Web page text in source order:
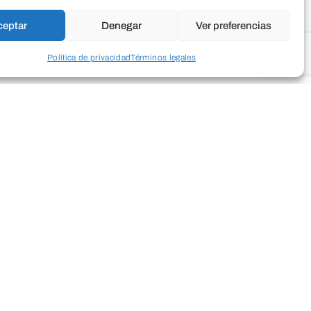
Denegar Ver preferencias
Política de privacidadTérminos legales